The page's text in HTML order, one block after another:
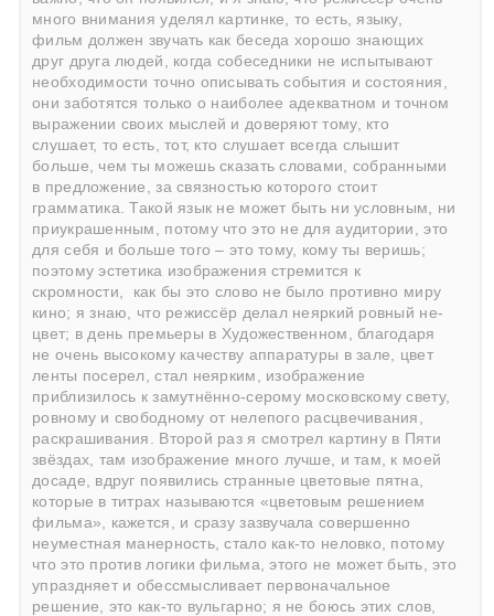
много внимания уделял картинке, то есть, языку,
фильм должен звучать как беседа хорошо знающих
друг друга людей, когда собеседники не испытывают
необходимости точно описывать события и состояния,
они заботятся только о наиболее адекватном и точном
выражении своих мыслей и доверяют тому, кто
слушает, то есть, тот, кто слушает всегда слышит
больше, чем ты можешь сказать словами, собранными
в предложение, за связностью которого стоит
грамматика. Такой язык не может быть ни условным, ни
приукрашенным, потому что это не для аудитории, это
для себя и больше того – это тому, кому ты веришь;
поэтому эстетика изображения стремится к
скромности, как бы это слово не было противно миру
кино; я знаю, что режиссёр делал неяркий ровный не-
цвет; в день премьеры в Художественном, благодаря
не очень высокому качеству аппаратуры в зале, цвет
ленты посерел, стал неярким, изображение
приблизилось к замутнённо-серому московскому свету,
ровному и свободному от нелепого расцвечивания,
раскрашивания. Второй раз я смотрел картину в Пяти
звёздах, там изображение много лучше, и там, к моей
досаде, вдруг появились странные цветовые пятна,
которые в титрах называются «цветовым решением
фильма», кажется, и сразу зазвучала совершенно
неуместная манерность, стало как-то неловко, потому
что это против логики фильма, этого не может быть, это
упраздняет и обессмысливает первоначальное
решение, это как-то вульгарно; я не боюсь этих слов,